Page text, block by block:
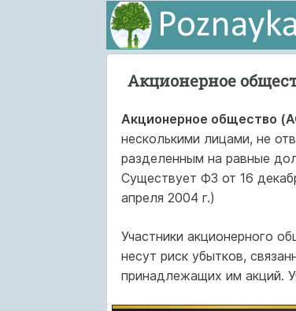
Акционерное
Акционерное общество
несколькими лицами, не
разделенным на равные
Существует ФЗ от 16
апреля 2004 г.)
Участники акционерного
несут риск убытков,
принадлежащих им акций.